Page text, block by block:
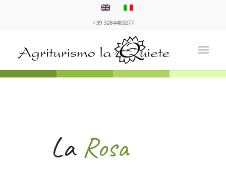
+39 3284483277
La Rosa